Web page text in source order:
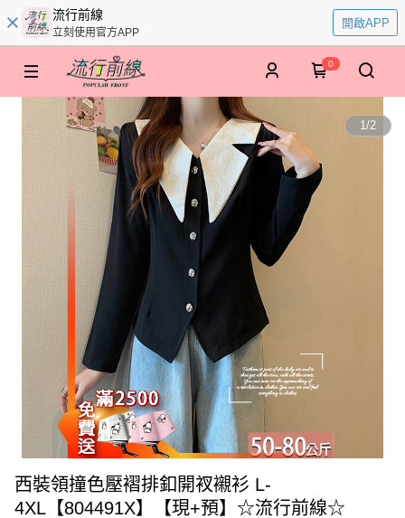
流行前線
立刻使用官方APP
開啟APP
0
1/2
西裝領撞色壓褶排釦開衩襯衫 L-
4XL【804491X】【現+預】☆流行前線☆